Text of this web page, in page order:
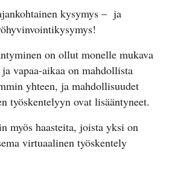
kysymys – ja
on ollut monelle mukava
vapaa-aikaa on mahdollista
yhteen, ja mahdollisuudet
työskentelyyn ovat lisääntyneet.
myös haasteita, joista yksi on
virtuaalinen työskentely